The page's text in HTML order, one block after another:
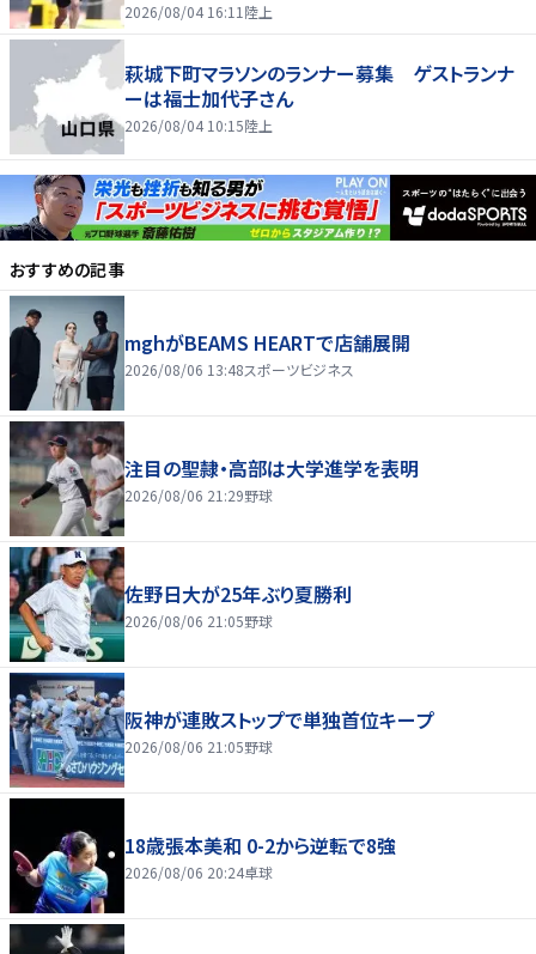
2026/08/04 16:11 陸上
萩城下町マラソンのランナー募集 ゲストランナ
ーは福士加代子さん
2026/08/04 10:15陸上
おすすめの記事
mghがBEAMS HEARTで店舗展開
2026/08/06 13:48スポーツビジネス
注目の聖隷・高部は大学進学を表明
2026/08/06 21:29野球
佐野日大が25年ぶり夏勝利
2026/08/06 21:05野球
阪神が連敗ストップで単独首位キープ
2026/08/06 21:05野球
18歳張本美和 0-2から逆転で8強
2026/08/06 20:24卓球